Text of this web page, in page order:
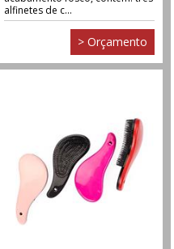
alfinetes de c...
> Orçamento